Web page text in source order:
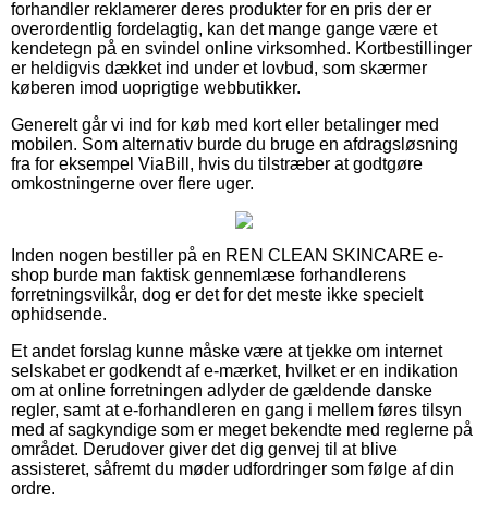
forhandler reklamerer deres produkter for en pris der er
overordentlig fordelagtig, kan det mange gange være et
kendetegn på en svindel online virksomhed. Kortbestillinger
er heldigvis dækket ind under et lovbud, som skærmer
køberen imod uoprigtige webbutikker.
Generelt går vi ind for køb med kort eller betalinger med
mobilen. Som alternativ burde du bruge en afdragsløsning
fra for eksempel ViaBill, hvis du tilstræber at godtgøre
omkostningerne over flere uger.
Inden nogen bestiller på en REN CLEAN SKINCARE e-
shop burde man faktisk gennemlæse forhandlerens
forretningsvilkår, dog er det for det meste ikke specielt
ophidsende.
Et andet forslag kunne måske være at tjekke om internet
selskabet er godkendt af e-mærket, hvilket er en indikation
om at online forretningen adlyder de gældende danske
regler, samt at e-forhandleren en gang i mellem føres tilsyn
med af sagkyndige som er meget bekendte med reglerne på
området. Derudover giver det dig genvej til at blive
assisteret, såfremt du møder udfordringer som følge af din
ordre.